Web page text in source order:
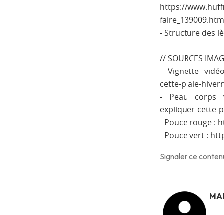
https://
faire_139009.html
- Structure des
// SOURCES
- Vignette vidéo
cette-plaie-
- Peau corps
expliquer-cette-
- Pouce rouge :
- Pouce vert :
Signaler ce